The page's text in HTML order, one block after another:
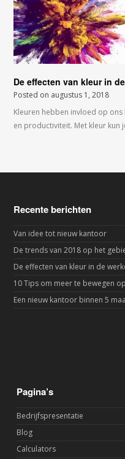
De effecten van kleur in
Posted on augustus 1, 2018
Kleuren hebben invloed op
en productiviteit. Met kleur kun
Recente berichten
Van idee tot nieuw kantoor
De trends van 2018 op het
De effecten van kleur in de
10 Tips om meer te bewegen
Een nieuw kantoor binnen 5
Pagina’s
Bedrijfspresentatie
Blog
Calculators